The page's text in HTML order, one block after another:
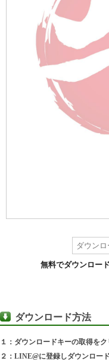
無料でダウンロー
ダウンロード方法
１：ダウンロードキーの取得をク
２：LINE@に登録しダウンロー